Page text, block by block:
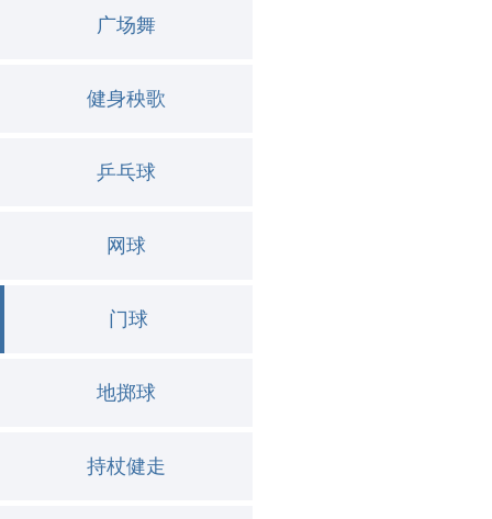
广场舞
健身秧歌
乒乓球
网球
门球
地掷球
持杖健走